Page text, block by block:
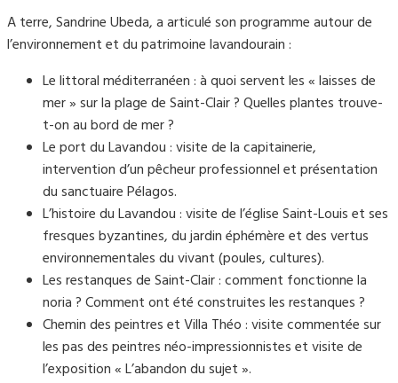
A terre, Sandrine Ubeda, a articulé son programme autour de
l’environnement et du patrimoine lavandourain :
Le littoral méditerranéen : à quoi servent les « laisses de
mer » sur la plage de Saint-Clair ? Quelles plantes trouve-
t-on au bord de mer ?
Le port du Lavandou : visite de la capitainerie,
intervention d’un pêcheur professionnel et présentation
du sanctuaire Pélagos.
L’histoire du Lavandou : visite de l’église Saint-Louis et ses
fresques byzantines, du jardin éphémère et des vertus
environnementales du vivant (poules, cultures).
Les restanques de Saint-Clair : comment fonctionne la
noria ? Comment ont été construites les restanques ?
Chemin des peintres et Villa Théo : visite commentée sur
les pas des peintres néo-impressionnistes et visite de
l’exposition « L’abandon du sujet ».